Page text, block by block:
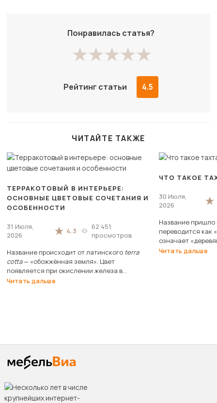
Понравилась статья?
Рейтинг статьи 4.5
ЧИТАЙТЕ ТАКЖЕ
ТЕРРАКОТОВЫЙ В ИНТЕРЬЕРЕ:
ОСНОВНЫЕ ЦВЕТОВЫЕ СОЧЕТАНИЯ И
ОСОБЕННОСТИ
31 Июля,
2026
4.3
62 451
просмотров
Название происходит от латинского terra
cotta— «обожжённая земля». Цвет
появляется при окислении железа в
процессе обжига глины.
Читать дальше
ЧТО ТАКОЕ
30 Июля,
2026
Название пришло
переводится как
означает
выглядело
Читать дальше